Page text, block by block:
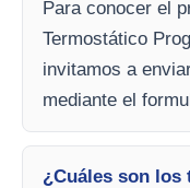
Para conocer el
Termostático
invitamos a
mediante el
¿Cuáles son los